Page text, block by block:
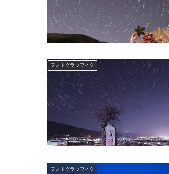
フォトグラッフィク
フォトグラッフィク